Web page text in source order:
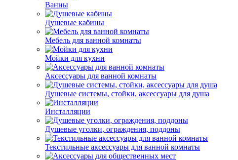
Ванны
Душевые кабины
Мебель для ванной комнаты
Мойки для кухни
Аксессуары для ванной комнаты
Душевые системы, стойки, аксессуары для душа
Инсталляции
Душевые уголки, ограждения, поддоны
Текстильные аксессуары для ванной комнаты